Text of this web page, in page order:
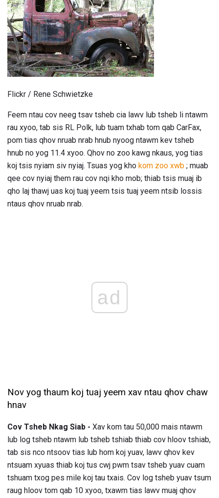
Flickr / Rene Schwietzke
Feem ntau cov neeg tsav tsheb cia lawv lub tsheb li ntawm
rau xyoo, tab sis RL Polk, lub tuam txhab tom qab CarFax,
pom tias qhov nruab nrab hnub nyoog ntawm kev tsheb
hnub no yog 11.4 xyoo. Qhov no zoo kawg nkaus, yog tias
koj tsis nyiam siv nyiaj. Tsuas yog kho kom zoo xwb ; muab
qee cov nyiaj them rau cov nqi kho mob; thiab tsis muaj ib
qho laj thawj uas koj tuaj yeem tsis tuaj yeem ntsib lossis
ntaus qhov nruab nrab.
ad
Nov yog thaum koj tuaj yeem xav ntau qhov chaw
hnav
Cov Tsheb Nkag Siab - Xav kom tau 50,000 mais ntawm
lub log tsheb ntawm lub tsheb tshiab thiab cov hloov tshiab,
tab sis nco ntsoov tias lub hom koj yuav, lawv qhov kev
ntsuam xyuas thiab koj tus cwj pwm tsav tsheb yuav cuam
tshuam txog pes mile koj tau txais. Cov log tsheb yuav tsum
raug hloov tom qab 10 xyoo, txawm tias lawv muaj qhov